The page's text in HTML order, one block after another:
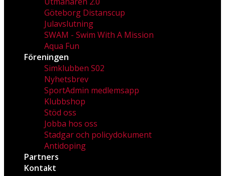
Göteborg Distanscup
Julavslutning
SWAM - Swim With A Mission
Aqua Fun
Föreningen
Simklubben S02
Nyhetsbrev
SportAdmin medlemsapp
Klubbshop
Stöd oss
Jobba hos oss
Stadgar och policydokument
Antidoping
Partners
Kontakt